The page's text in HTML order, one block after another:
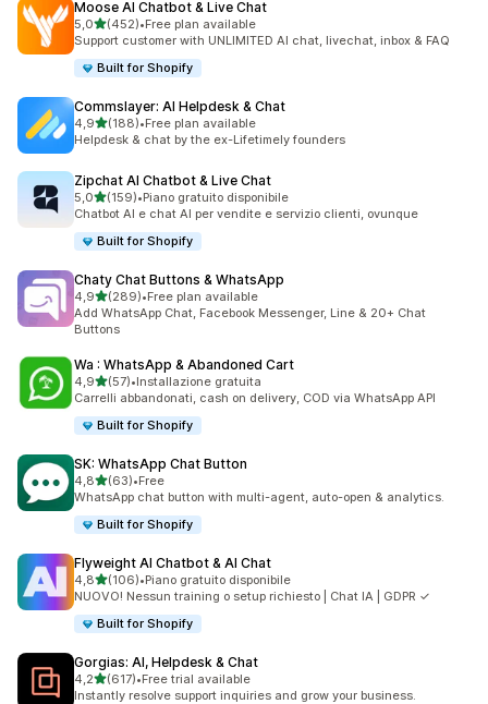
Moose AI Chatbot & Live Chat
5,0stelle su 5
(452)
452 recensioni totali
•Free plan available
Support customer with UNLIMITED AI chat, livechat, inbox & FAQ
Built for Shopify
Commslayer: AI Helpdesk & Chat
4,9stelle su 5
(188)
188 recensioni totali
•Free plan available
Helpdesk & chat by the ex-Lifetimely founders
Zipchat AI Chatbot & Live Chat
5,0stelle su 5
(159)
159 recensioni totali
•Piano gratuito disponibile
Chatbot AI e chat AI per vendite e servizio clienti, ovunque
Built for Shopify
Chaty Chat Buttons & WhatsApp
4,9stelle su 5
(289)
289 recensioni totali
•Free plan available
Add WhatsApp Chat, Facebook Messenger, Line & 20+ Chat
Buttons
Wa : WhatsApp & Abandoned Cart
4,9stelle su 5
(57)
57 recensioni totali
•Installazione gratuita
Carrelli abbandonati, cash on delivery, COD via WhatsApp API
Built for Shopify
SK: WhatsApp Chat Button
4,8stelle su 5
(63)
63 recensioni totali
•Free
WhatsApp chat button with multi-agent, auto-open & analytics.
Built for Shopify
Flyweight AI Chatbot & AI Chat
4,8stelle su 5
(106)
106 recensioni totali
•Piano gratuito disponibile
NUOVO! Nessun training o setup richiesto | Chat IA | GDPR ✓
Built for Shopify
Gorgias: AI, Helpdesk & Chat
4,2stelle su 5
(617)
617 recensioni totali
•Free trial available
Instantly resolve support inquiries and grow your business.